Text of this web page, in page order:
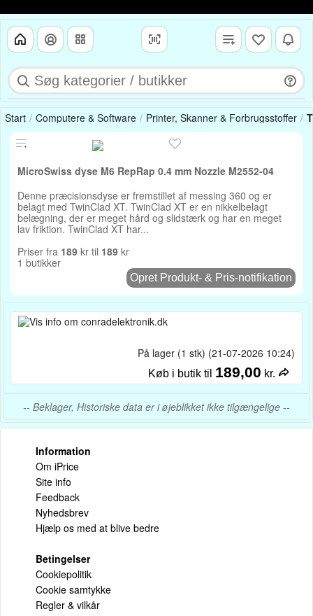
Start Computere & Software Printer, Skanner & Forbrugsstoffer
MicroSwiss dyse M6 RepRap 0.4 mm Nozzle M2552-04
Denne præcisionsdyse er fremstillet af messing 360 og er
belagt med TwinClad XT. TwinClad XT er en nikkelbelagt
belægning, der er meget hård og slidstærk og har en meget
lav friktion. TwinClad XT har...
Priser fra 189 kr til 189 kr
1 butikker
Opret Produkt- & Pris-notifikation
På lager (1 stk) (21-07-2026 10:24)
Køb i butik til 189,00 kr.
-- Beklager, Historiske data er i øjeblikket ikke tilgængelige --
Information
Om iPrice
Site info
Feedback
Nyhedsbrev
Hjælp os med at blive bedre
Betingelser
Cookiepolitik
Cookie samtykke
Regler & vilkår